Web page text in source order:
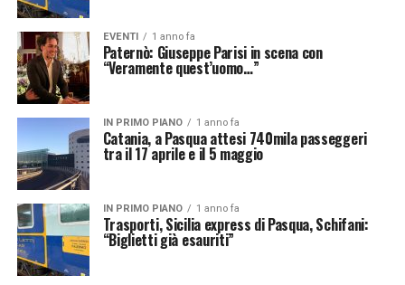
EVENTI 1 anno fa
Paternò: Giuseppe Parisi in scena con
“Veramente quest’uomo…”
IN PRIMO PIANO 1 anno fa
Catania, a Pasqua attesi 740mila passeggeri
tra il 17 aprile e il 5 maggio
IN PRIMO PIANO 1 anno fa
Trasporti, Sicilia express di Pasqua, Schifani:
“Biglietti già esauriti”